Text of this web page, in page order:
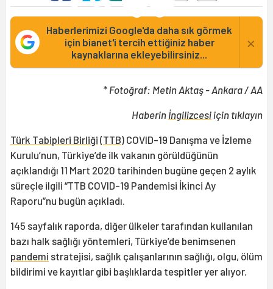
Haberlerimizi Google'da daha sık görmek
için bianet'i tercih ettiğiniz haber
kaynaklarına ekleyebilirsiniz...
×
* Fotoğraf: Metin Aktaş - Ankara / AA
Haberin İngilizcesi için tıklayın
Türk Tabipleri Birliği (TTB) COVID-19 Danışma ve İzleme
Kurulu’nun, Türkiye’de ilk vakanın görüldüğünün
açıklandığı 11 Mart 2020 tarihinden bugüne geçen 2 aylık
süreçle ilgili “TTB COVID-19 Pandemisi İkinci Ay
Raporu”nu bugün açıkladı.
145 sayfalık raporda, diğer ülkeler tarafından kullanılan
bazı halk sağlığı yöntemleri, Türkiye’de benimsenen
pandemi stratejisi, sağlık çalışanlarının sağlığı, olgu, ölüm
bildirimi ve kayıtlar gibi başlıklarda tespitler yer alıyor.